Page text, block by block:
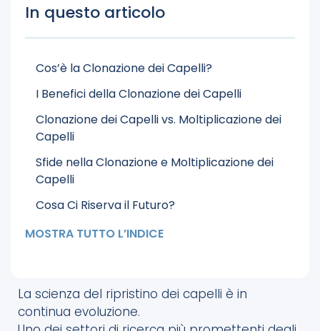
In questo articolo
Cos’è la Clonazione dei Capelli?
I Benefici della Clonazione dei Capelli
Clonazione dei Capelli vs. Moltiplicazione dei
Capelli
Sfide nella Clonazione e Moltiplicazione dei
Capelli
Cosa Ci Riserva il Futuro?
Opzioni Chirurgiche
FAQs
MOSTRA TUTTO L’INDICE
La scienza del ripristino dei capelli è in
continua evoluzione.